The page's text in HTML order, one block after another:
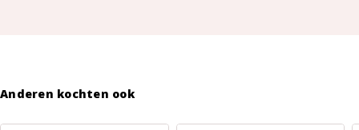
Anderen kochten ook